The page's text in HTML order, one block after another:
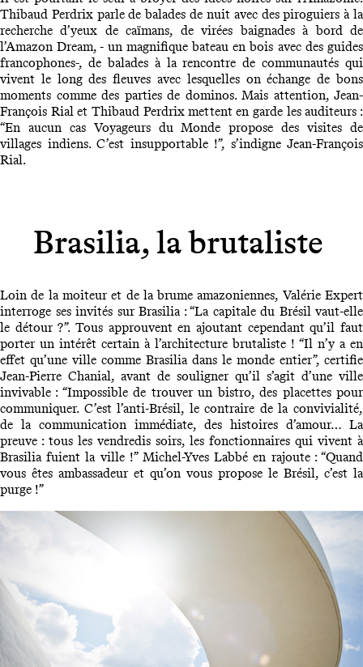
Thibaud Perdrix parle de balades de nuit avec des piroguiers à la
recherche d’yeux de caïmans, de virées baignades à bord de
l’Amazon Dream, - un magnifique bateau en bois avec des guides
francophones-, de balades à la rencontre de communautés qui
vivent le long des fleuves avec lesquelles on échange de bons
moments comme des parties de dominos. Mais attention, Jean-
François Rial et Thibaud Perdrix mettent en garde les auditeurs :
“En aucun cas Voyageurs du Monde propose des visites de
villages indiens. C’est insupportable !”, s’indigne Jean-François
Rial.
Brasilia, la brutaliste
Loin de la moiteur et de la brume amazoniennes, Valérie Expert
interroge ses invités sur Brasilia : “La capitale du Brésil vaut-elle
le détour ?”. Tous approuvent en ajoutant cependant qu’il faut
porter un intérêt certain à l’architecture brutaliste ! “Il n’y a en
effet qu’une ville comme Brasilia dans le monde entier”, certifie
Jean-Pierre Chanial, avant de souligner qu’il s’agit d’une ville
invivable : “Impossible de trouver un bistro, des placettes pour
communiquer. C’est l’anti-Brésil, le contraire de la convivialité,
de la communication immédiate, des histoires d’amour… La
preuve : tous les vendredis soirs, les fonctionnaires qui vivent à
Brasilia fuient la ville !” Michel-Yves Labbé en rajoute : “Quand
vous êtes ambassadeur et qu’on vous propose le Brésil, c’est la
purge !”